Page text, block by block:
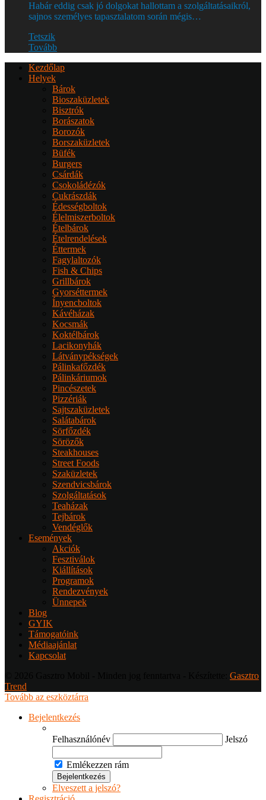
Habár eddig csak jó dolgokat hallottam a szolgáltatásaikról,
sajnos személyes tapasztalatom során mégis…
Tetszik
Tovább
Kezdőlap
Helyek
Bárok
Bioszaküzletek
Bisztrók
Borászatok
Borozók
Borszaküzletek
Büfék
Burgers
Csárdák
Csokoládézók
Cukrászdák
Édességboltok
Élelmiszerboltok
Ételbárok
Ételrendelések
Éttermek
Fagylaltozók
Fish & Chips
Grillbárok
Gyorséttermek
Ínyencboltok
Kávéházak
Kocsmák
Koktélbárok
Lacikonyhák
Látványpékségek
Pálinkafőzdék
Pálinkáriumok
Pincészetek
Pizzériák
Sajtszaküzletek
Salátabárok
Sörfőzdék
Sörözők
Steakhouses
Street Foods
Szaküzletek
Szendvicsbárok
Szolgáltatások
Teaházak
Tejbárok
Vendéglők
Események
Akciók
Fesztiválok
Kiállítások
Programok
Rendezvények
Ünnepek
Blog
GYIK
Támogatóink
Médiaajánlat
Kapcsolat
Gasztro
Trend
Tovább az eszköztárra
Bejelentkezés
Felhasználónév Jelszó
Emlékezzen rám
Elveszett a jelszó?